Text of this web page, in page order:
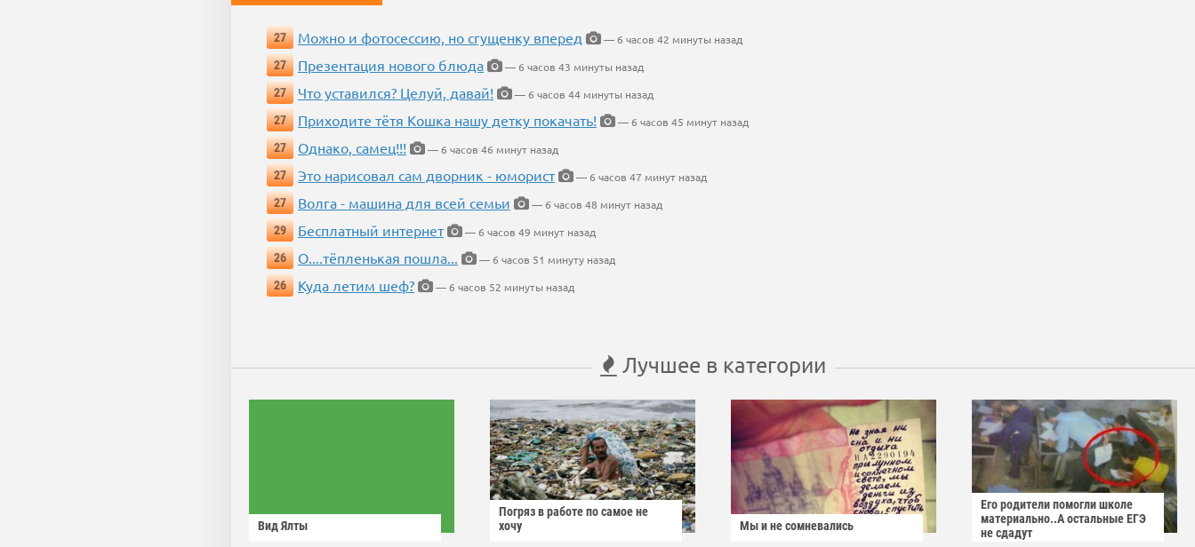
27 Можно и фотосессию, но сгущенку вперед
— 6 часов 42 минуты назад
27
Презентация нового блюда
— 6 часов 43 минуты назад
27
Что уставился? Целуй, давай!
— 6 часов 44 минуты назад
27
Приходите тётя Кошка нашу детку покачать!
— 6 часов 45 минут назад
27
Однако, самец!!!
— 6 часов 46 минут назад
27
Это нарисовал сам дворник - юморист
— 6 часов 47 минут назад
27
Волга - машина для всей семьи
— 6 часов 48 минут назад
29
Бесплатный интернет
— 6 часов 49 минут назад
26
О....тёпленькая пошла...
— 6 часов 51 минуту назад
26
Куда летим шеф? — 6 часов 52 минуты назад
Лучшее в категории
Вид Ялты
Погряз в работе по самое не
хочу
Мы и не сомневались
Его родители помогли школе
материально..А остальные ЕГЭ
не сдадут